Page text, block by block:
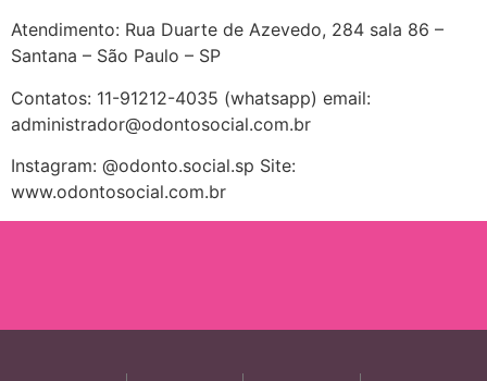
Atendimento: Rua Duarte de Azevedo, 284 sala 86 –
Santana – São Paulo – SP
Contatos: 11-91212-4035 (whatsapp) email:
administrador@odontosocial.com.br
Instagram: @odonto.social.sp Site:
www.odontosocial.com.br